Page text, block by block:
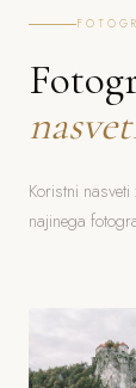
Koristni
najinega